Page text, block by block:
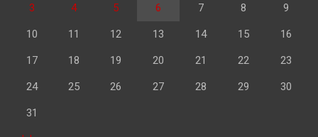
3 4 5 6 7 8 9
10 11 12 13 14 15 16
17 18 19 20 21 22 23
24 25 26 27 28 29 30
31